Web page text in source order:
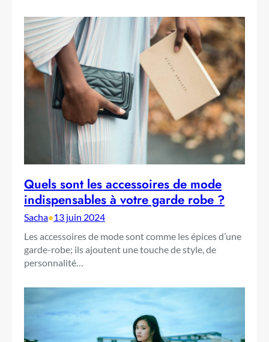
Quels sont les accessoires de mode
indispensables à votre garde robe ?
Sacha•13 juin 2024
Les accessoires de mode sont comme les épices d’une
garde-robe; ils ajoutent une touche de style, de
personnalité…